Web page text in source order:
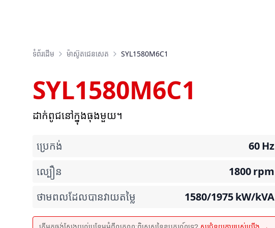
ទំព័រដើម ម៉ាស៊ូតជេនសេត SYL1580M6C1
SYL1580M6C1
ដាក់ពូជនៅក្នុងធុងមួយ។
ប្រេកង់ 60Hz
ល្បឿន
1800rpm
ថាមពលដែលបានវាយតម្លៃ
1580/1975kW/kVA